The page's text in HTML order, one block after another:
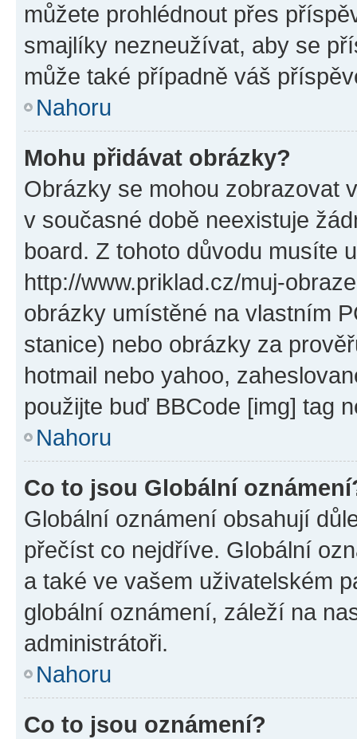
můžete prohlédnout přes
smajlíky nezneužívat, aby se
může také případně váš
Nahoru
Mohu přidávat obrázky?
Obrázky se mohou zobrazovat
v současné době neexistuje
board. Z tohoto důvodu musíte
http://www.priklad.cz/muj-
obrázky umístěné na vlastním
stanice) nebo obrázky za
hotmail nebo yahoo,
použijte buď BBCode [img] tag
Nahoru
Co to jsou Globální
Globální oznámení obsahují
přečíst co nejdříve. Globální
a také ve vašem uživatelském
globální oznámení, záleží na
administrátoři.
Nahoru
Co to jsou oznámení?